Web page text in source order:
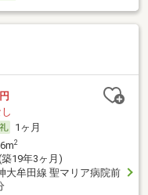
1ヶ月
2
19年3ヶ月)
大牟田線 聖マリア病院前